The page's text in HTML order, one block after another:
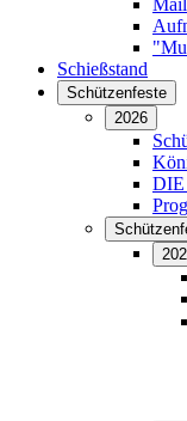
Schießstand
Schützenfeste
2026
DIE